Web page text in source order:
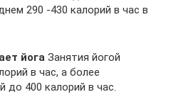
290 -430 калорий в час в
йога Занятия йогой
в час, а более
до 400 калорий в час.